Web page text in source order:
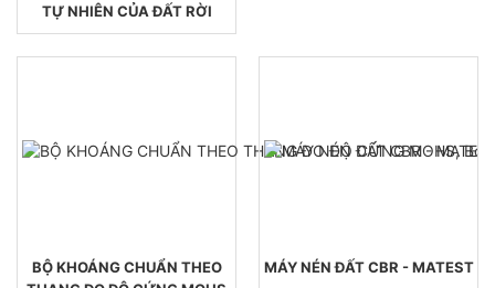
TỰ NHIÊN CỦA ĐẤT RỜI
BỘ KHOÁNG CHUẨN THEO
MÁY NÉN ĐẤT CBR - MATEST